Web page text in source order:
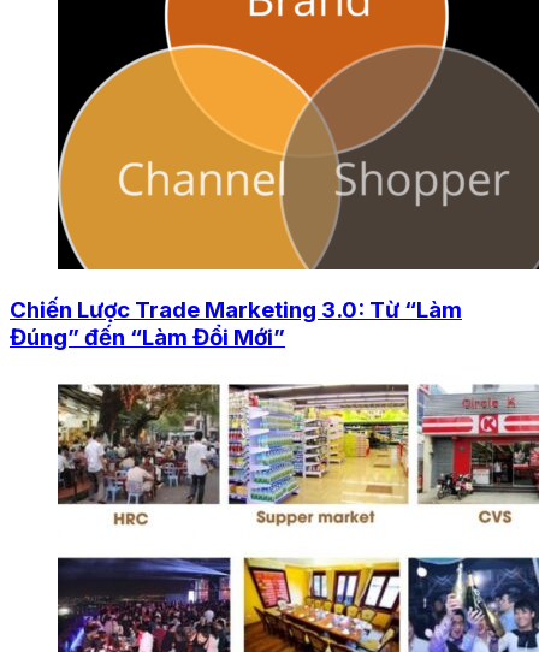
Chiến Lược Trade Marketing 3.0: Từ “Làm
Đúng” đến “Làm Đổi Mới”